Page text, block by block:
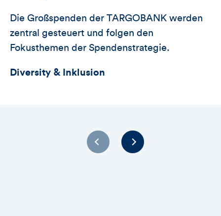
Die Großspenden der TARGOBANK werden
zentral gesteuert und folgen den
Fokusthemen der Spendenstrategie.
Diversity & Inklusion